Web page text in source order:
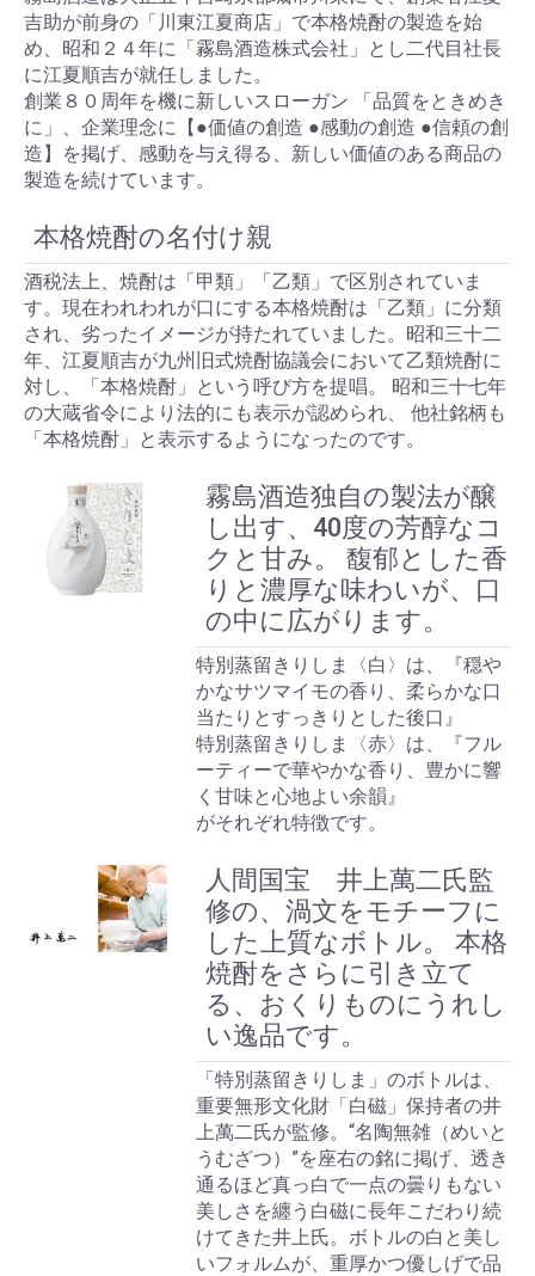
吉助が前身の「川東江夏商店」で本格焼酎の製造を始
め、昭和２４年に「霧島酒造株式会社」とし二代目社長
に江夏順吉が就任しました。
創業８０周年を機に新しいスローガン 「品質をときめき
に」、企業理念に【●価値の創造 ●感動の創造 ●信頼の創
造】を掲げ、感動を与え得る、新しい価値のある商品の
製造を続けています。
本格焼酎の名付け親
酒税法上、焼酎は「甲類」「乙類」で区別されていま
す。現在われわれが口にする本格焼酎は「乙類」に分類
され、劣ったイメージが持たれていました。昭和三十二
年、江夏順吉が九州旧式焼酎協議会において乙類焼酎に
対し、「本格焼酎」という呼び方を提唱。 昭和三十七年
の大蔵省令により法的にも表示が認められ、 他社銘柄も
「本格焼酎」と表示するようになったのです。
霧島酒造独自の製法が醸
し出す、40度の芳醇なコ
クと甘み。 馥郁とした香
りと濃厚な味わいが、口
の中に広がります。
特別蒸留きりしま〈白〉は、『穏や
かなサツマイモの香り、柔らかな口
当たりとすっきりとした後口』
特別蒸留きりしま〈赤〉は、『フル
ーティーで華やかな香り、豊かに響
く甘味と心地よい余韻』
がそれぞれ特徴です。
人間国宝 井上萬二氏監
修の、渦文をモチーフに
した上質なボトル。 本格
焼酎をさらに引き立て
る、おくりものにうれし
い逸品です。
「特別蒸留きりしま」のボトルは、
重要無形文化財「白磁」保持者の井
上萬二氏が監修。“名陶無雑（めいと
うむざつ）”を座右の銘に掲げ、透き
通るほど真っ白で一点の曇りもない
美しさを纏う白磁に長年こだわり続
けてきた井上氏。ボトルの白と美し
いフォルムが、重厚かつ優しげで品